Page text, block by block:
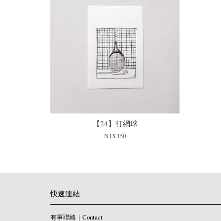
【24】打網球
NT$ 150
快速連結
有事聯絡｜Contact